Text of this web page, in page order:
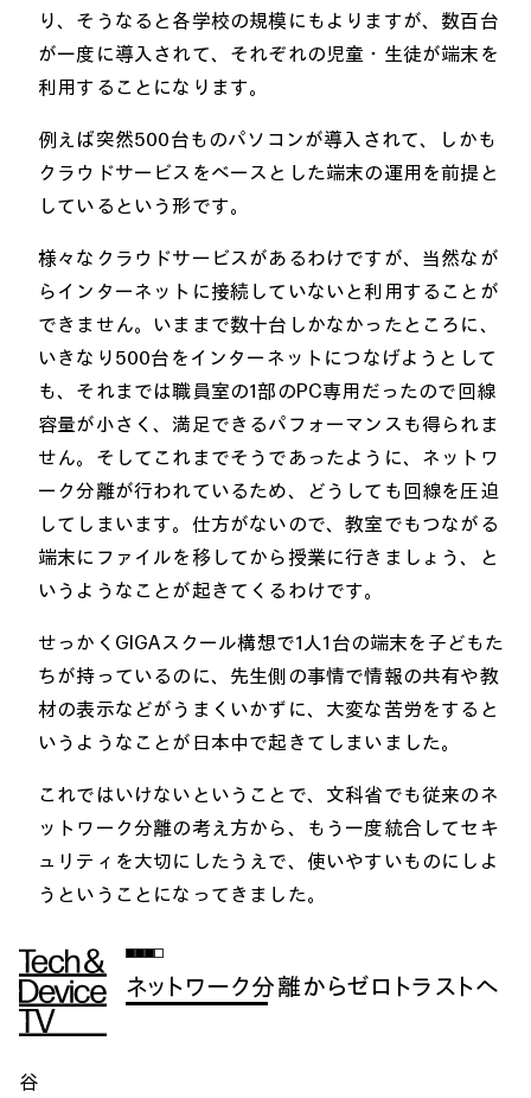
り、そうなると各学校の規模にもよりますが、数百台
が一度に導入されて、それぞれの児童・生徒が端末を
利用することになります。
例えば突然500台ものパソコンが導入されて、しかも
クラウドサービスをベースとした端末の運用を前提と
しているという形です。
様々なクラウドサービスがあるわけですが、当然なが
らインターネットに接続していないと利用することが
できません。いままで数十台しかなかったところに、
いきなり500台をインターネットにつなげようとして
も、それまでは職員室の1部のPC専用だったので回線
容量が小さく、満足できるパフォーマンスも得られま
せん。そしてこれまでそうであったように、ネットワ
ーク分離が行われているため、どうしても回線を圧迫
してしまいます。仕方がないので、教室でもつながる
端末にファイルを移してから授業に行きましょう、と
いうようなことが起きてくるわけです。
せっかくGIGAスクール構想で1人1台の端末を子どもた
ちが持っているのに、先生側の事情で情報の共有や教
材の表示などがうまくいかずに、大変な苦労をすると
いうようなことが日本中で起きてしまいました。
これではいけないということで、文科省でも従来のネ
ットワーク分離の考え方から、もう一度統合してセキ
ュリティを大切にしたうえで、使いやすいものにしよ
うということになってきました。
ネットワーク分離からゼロトラストへ
谷